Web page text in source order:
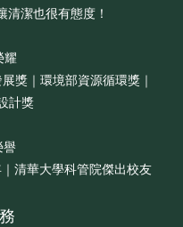
清潔也很有態度！
耀
獎｜環境部資源循環獎｜
計獎
譽
清華大學科管院傑出校友